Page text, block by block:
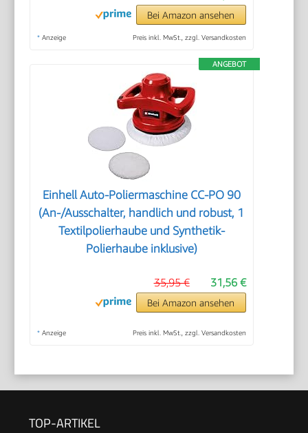
Bei Amazon ansehen
* Anzeige Preis inkl. MwSt., zzgl. Versandkosten
ANGEBOT
Einhell Auto-Poliermaschine CC-PO 90
(An-/Ausschalter, handlich und robust, 1
Textilpolierhaube und Synthetik-
Polierhaube inklusive)
31,56 €
35,95 €
Bei Amazon ansehen
* Anzeige Preis inkl. MwSt., zzgl. Versandkosten
TOP-ARTIKEL